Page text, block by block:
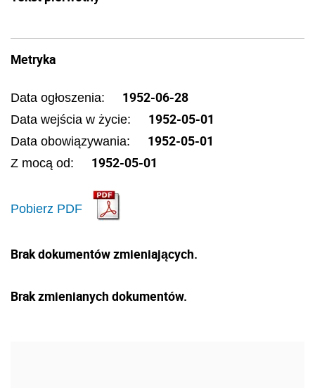
Metryka
Data ogłoszenia: 1952-06-28
Data wejścia w życie: 1952-05-01
Data obowiązywania: 1952-05-01
Z mocą od: 1952-05-01
Pobierz PDF
Brak dokumentów zmieniających.
Brak zmienianych dokumentów.